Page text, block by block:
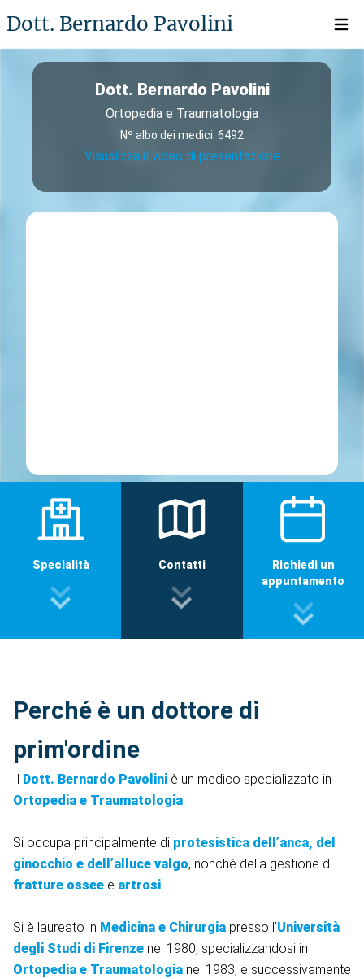
Dott. Bernardo Pavolini Open
Dott. Bernardo Pavolini
Ortopedia e Traumatologia
Nº albo dei medici: 6492
Visualizza il video di presentazione
Specialità Contatti
Richiedi un
appuntamento
Perché è un dottore di
prim'ordine
Dott. Bernardo Pavolini è un medico specializzato in
Ortopedia e Traumatologia.
Si occupa principalmente di protesistica dell’anca, del
ginocchio e dell’alluce valgo, nonché della gestione di
fratture ossee e artrosi.
Si è laureato in Medicina e Chirurgia presso l’Università
degli Studi di Firenze nel 1980, specializzandosi in
Ortopedia e Traumatologia nel 1983, e successivamente